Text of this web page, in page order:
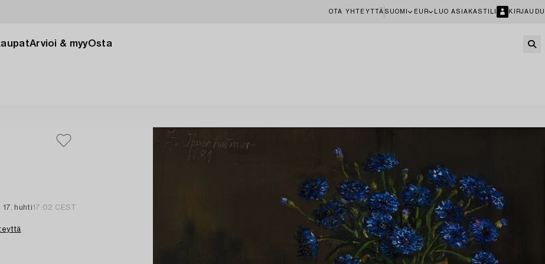
OTA YHTEYTTÄ SUOMI EUR LUO ASIAKASTILI KIRJAUDU
Arvioi & myyOsta
17. huhti17:02 CEST